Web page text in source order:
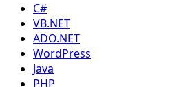
C#
VB.NET
ADO.NET
WordPress
Java
PHP